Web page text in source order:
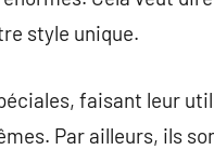
style unique.
faisant leur
Par ailleurs, ils